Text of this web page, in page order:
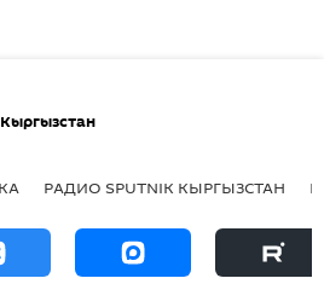
Кыргызстан
РАДИО SPUTNIK КЫРГЫЗСТАН